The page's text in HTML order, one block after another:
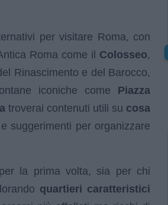
per visitare Roma, con
Roma come il Colosseo,
Rinascimento e del Barocco,
iconiche come Piazza
troverai contenuti utili su cosa
suggerimenti per organizzare
la prima volta, sia per chi
quartieri caratteristici